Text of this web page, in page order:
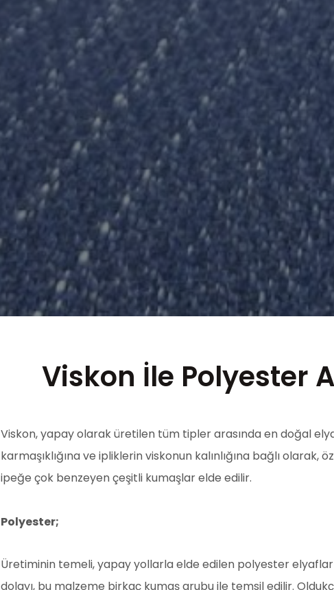
Viskon İle Polyester
Viskon, yapay olarak üretilen tüm tipler arasında en doğal
karmaşıklığına ve ipliklerin viskonun kalınlığına bağlı olarak,
ipeğe çok benzeyen çeşitli kumaşlar elde edilir.
Polyester;
Üretiminin temeli, yapay yollarla elde edilen polyester
dolayı, bu malzeme birkaç kumaş grubu ile temsil edilir.